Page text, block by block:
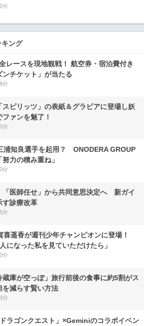
分
ング
レースを現地観戦！ 航空券・宿泊費付き
ンチケット」が当たる
分
スピリッツ」の表紙＆グラビアに登場し妖
ァンを魅了！
分
浦知良選手を起用？ ONODERA GROUP
力の積み重ね」
分
「医師任せ」から共同意思決定へ 新ガイ
す診療改革
分
喜遥香が週刊少年チャンピオンに登場！
になった私を見ていただけたら」
分
蔵庫が空っぽ」旅行前後の食事に約5割がス
減らす賢い方法
分
ラゴンクエスト」×Geminiのコラボイベン